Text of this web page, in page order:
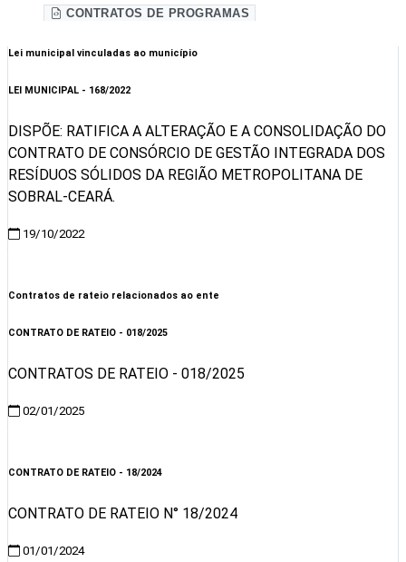
CONTRATOS DE PROGRAMAS
Lei municipal vinculadas ao município
LEI MUNICIPAL - 168/2022
DISPÕE: RATIFICA A ALTERAÇÃO E A CONSOLIDAÇÃO DO
CONTRATO DE CONSÓRCIO DE GESTÃO INTEGRADA DOS
RESÍDUOS SÓLIDOS DA REGIÃO METROPOLITANA DE
SOBRAL-CEARÁ.
19/10/2022
Contratos de rateio relacionados ao ente
CONTRATO DE RATEIO - 018/2025
CONTRATOS DE RATEIO - 018/2025
02/01/2025
CONTRATO DE RATEIO - 18/2024
CONTRATO DE RATEIO N° 18/2024
01/01/2024